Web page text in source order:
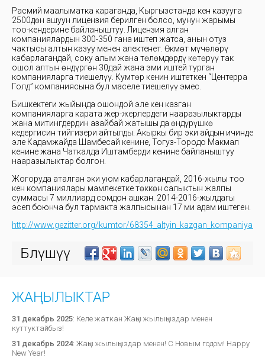
Расмий маалыматка караганда, Кыргызстанда кен казууга
2500дөн ашуун лицензия берилген болсо, мунун жарымы
тоо-кендерине байланыштуу. Лицензия алган
компаниялардын 300-350 гана иштеп жатса, анын отуз
чактысы алтын казуу менен алектенет. Өкмөт мүчөлөрү
кабарлагандай, соңку алым жана төлөмдөрдү көтөрүү так
ошол алтын өндүргөн 30дай жана эми иштей турган
компанияларга тиешелүү. Кумтөр кенин иштеткен “Центерра
Голд” компаниясына бул маселе тиешелүү эмес.
Бишкектеги жыйында ошондой эле кен казган
компанияларга карата жер-жерлердеги нааразылыктарды
жана митингдердин азайбай жатышы да өндүрүшкө
кедергисин тийгизери айтылды. Акыркы бир эки айдын ичинде
эле Кадамжайда Шамбесай кенине, Тогуз-Тородо Макмал
кенине жана Чаткалда Иштамберди кенине байланыштуу
нааразылыктар болгон.
Жогоруда аталган эки уюм кабарлагандай, 2016-жылы тоо
кен компаниялары мамлекетке төккөн салыктын жалпы
суммасы 7 миллиард сомдон ашкан. 2014-2016-жылдагы
эсеп боюнча бул тармакта жалпысынан 17 миң адам иштеген.
http://www.gezitter.org/kumtor/
Бөлүшүү
ЖАҢЫЛЫКТАР
31 декабрь 2025: Келе жаткан Жаңы жылыңыздар менен
куттуктайбыз!
31 декабрь 2024: Жаңы жылыңыздар менен! С Новым годом! Happy
New Year!